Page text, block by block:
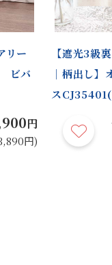
リー
ビバ
円
円)
【遮光3級
｜柄出し
ス